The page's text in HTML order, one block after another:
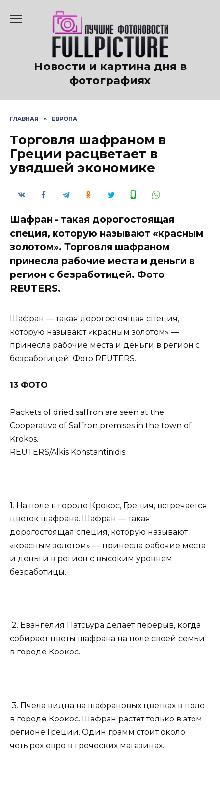
содержанию
Новости и картина дня в
фотографиях
ГЛАВНАЯ » ЕВРОПА
Торговля шафраном в
Греции расцветает в
увядшей экономике
Шафран - такая дорогостоящая
специя, которую называют «красным
золотом». Торговля шафраном
принесла рабочие места и деньги в
регион с безработицей. Фото
REUTERS.
Шафран — такая дорогостоящая специя,
которую называют «красным золотом» —
принесла рабочие места и деньги в регион с
безработицей. Фото REUTERS.
13 ФОТО
Packets of dried saffron are seen at the
Cooperative of Saffron premises in the town of
Krokos.
REUTERS/Alkis Konstantinidis
1. На поле в городе Крокос, Греция, встречается
цветок шафрана. Шафран — такая
дорогостоящая специя, которую называют
«красным золотом» — принесла рабочие места
и деньги в регион с высоким уровнем
безработицы.
2. Евангелия Патсьура делает перерыв, когда
собирает цветы шафрана на поле своей семьи
в городе Крокос.
3. Пчела видна на шафрановых цветках в поле
в городе Крокос. Шафран растет только в этом
регионе Греции. Один грамм стоит около
четырех евро в греческих магазинах.